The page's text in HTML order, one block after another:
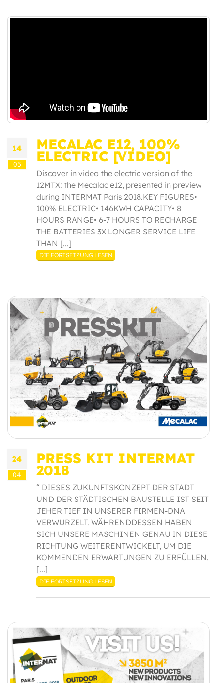
14
05
MECALAC E12, 100%
ELECTRIC [VIDEO]
Discover in video the electric version of the
12MTX: the Mecalac e12, presented in preview
during INTERMAT Paris 2018.KEY FIGURES•
100% ELECTRIC• 146KWH CAPACITY• 8
HOURS RANGE• 6-7 HOURS TO RECHARGE
THE BATTERIES 3X LONGER SERVICE LIFE
THAN [...]
DIE FORTSETZUNG LESEN
24
04
PRESS KIT INTERMAT
2018
“ DIESES ZUKUNFTSKONZEPT DER STADT
UND DER STÄDTISCHEN BAUSTELLE IST SEIT
JEHER TIEF IN UNSERER FIRMEN-DNA
VERWURZELT. WÄHRENDDESSEN HABEN
SICH UNSERE MASCHINEN GENAU IN DIESE
RICHTUNG WEITERENTWICKELT, UM DIE
KOMMENDEN ERWARTUNGEN ZU ERFÜLLEN.
[...]
DIE FORTSETZUNG LESEN